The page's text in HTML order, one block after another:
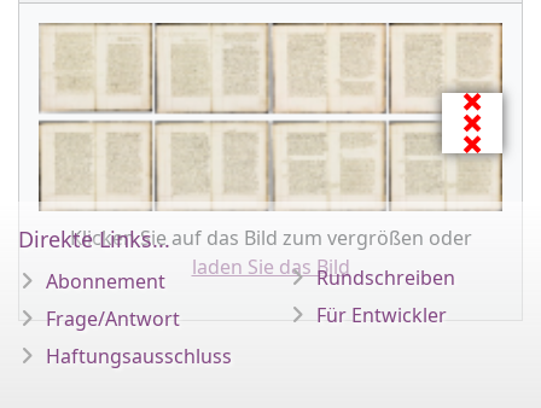
Klicken Sie auf das Bild zum vergrößen oder
laden Sie das Bild
Direkte Links...
Abonnement
Frage/Antwort
Haftungsausschluss
Rundschreiben
Für Entwickler